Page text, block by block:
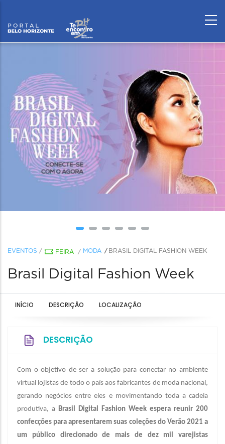
EVENTOS / FEIRA / MODA BRASIL DIGITAL FASHION WEEK
Brasil Digital Fashion Week
INÍCIO DESCRIÇÃO LOCALIZAÇÃO
DESCRIÇÃO
Com o objetivo de ser a solução para conectar no ambiente
virtual lojistas de todo o país aos fabricantes de moda nacional,
gerando negócios entre eles e movimentando toda a cadeia
produtiva, a Brasil Digital Fashion Week espera reunir 200
confecções para apresentarem suas coleções do Verão 2021 a
um público direcionado de mais de dez mil varejistas